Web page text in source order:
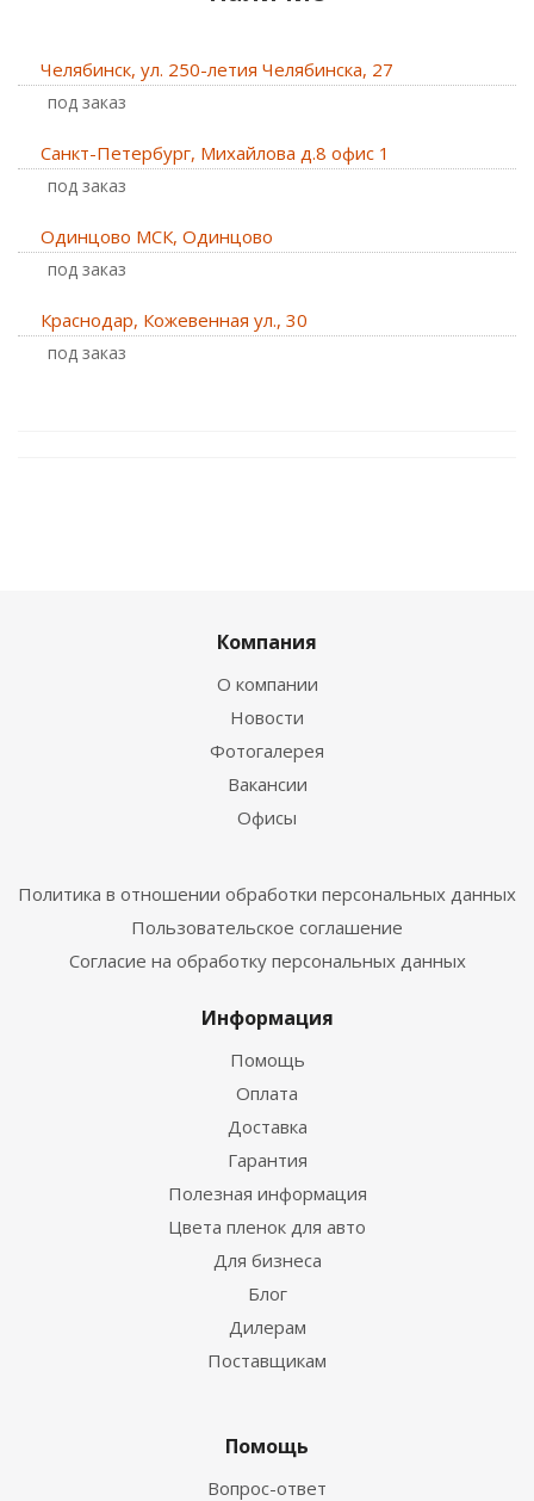
Челябинск, ул. 250-летия Челябинска, 27
Под заказ
Санкт-Петербург, Михайлова д.8 офис 1
Под заказ
Одинцово МСК, Одинцово
Под заказ
Краснодар, Кожевенная ул., 30
Под заказ
Компания
О компании
Новости
Фотогалерея
Вакансии
Офисы
Политика в отношении обработки персональных данных
Пользовательское соглашение
Согласие на обработку персональных данных
Информация
Помощь
Оплата
Доставка
Гарантия
Полезная информация
Цвета пленок для авто
Для бизнеса
Блог
Дилерам
Поставщикам
Помощь
Вопрос-ответ